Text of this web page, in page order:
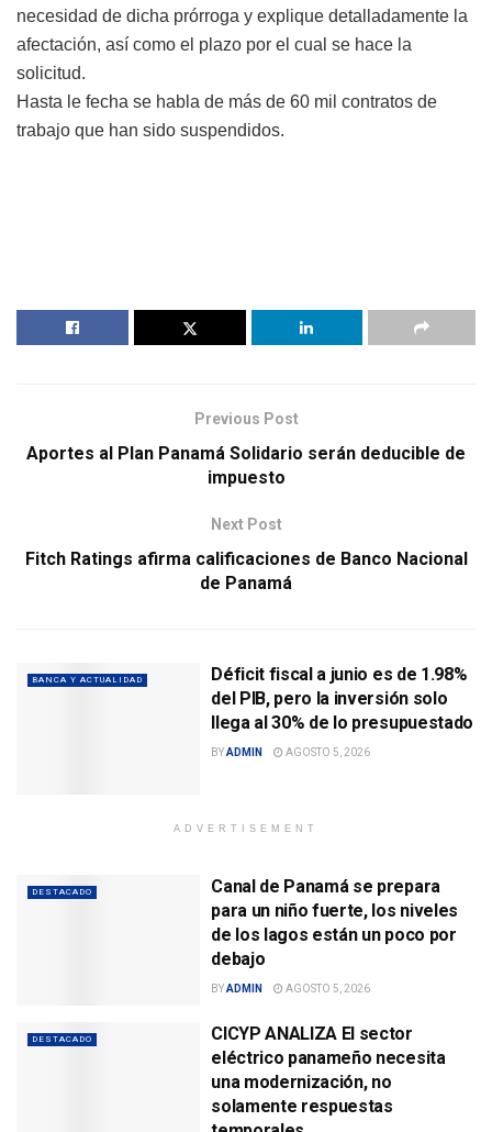
necesidad de dicha prórroga y explique detalladamente la
afectación, así como el plazo por el cual se hace la
solicitud.
Hasta le fecha se habla de más de 60 mil contratos de
trabajo que han sido suspendidos.
Previous Post
Aportes al Plan Panamá Solidario serán deducible de
impuesto
Next Post
Fitch Ratings afirma calificaciones de Banco Nacional
de Panamá
BANCA Y ACTUALIDAD
Déficit fiscal a junio es de 1.98%
del PIB, pero la inversión solo
llega al 30% de lo presupuestado
BYADMIN AGOSTO 5, 2026
ADVERTISEMENT
DESTACADO
Canal de Panamá se prepara
para un niño fuerte, los niveles
de los lagos están un poco por
debajo
BYADMIN AGOSTO 5, 2026
DESTACADO
CICYP ANALIZA El sector
eléctrico panameño necesita
una modernización, no
solamente respuestas